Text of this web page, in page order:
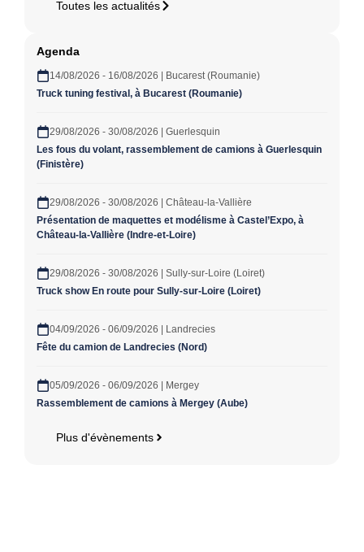
Toutes les actualités
Agenda
14/08/2026 - 16/08/2026 | Bucarest (Roumanie)
Truck tuning festival, à Bucarest (Roumanie)
29/08/2026 - 30/08/2026 | Guerlesquin
Les fous du volant, rassemblement de camions à Guerlesquin
(Finistère)
29/08/2026 - 30/08/2026 | Château-la-Vallière
Présentation de maquettes et modélisme à Castel’Expo, à
Château-la-Vallière (Indre-et-Loire)
29/08/2026 - 30/08/2026 | Sully-sur-Loire (Loiret)
Truck show En route pour Sully-sur-Loire (Loiret)
04/09/2026 - 06/09/2026 | Landrecies
Fête du camion de Landrecies (Nord)
05/09/2026 - 06/09/2026 | Mergey
Rassemblement de camions à Mergey (Aube)
Plus d'évènements